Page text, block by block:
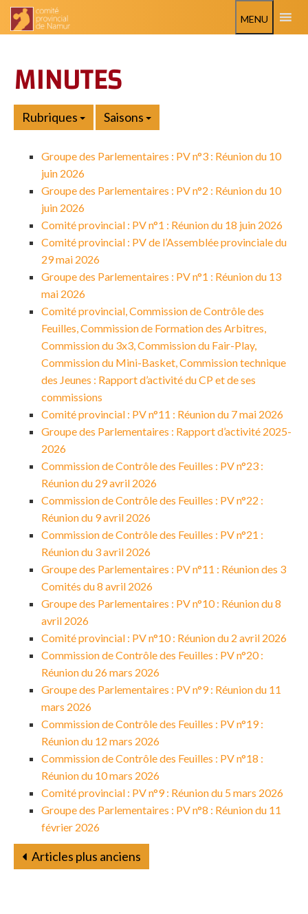
MENU
MINUTES
Rubriques Saisons
Groupe des Parlementaires : PV n°3 : Réunion du 10
juin 2026
Groupe des Parlementaires : PV n°2 : Réunion du 10
juin 2026
Comité provincial : PV n°1 : Réunion du 18 juin 2026
Comité provincial : PV de l’Assemblée provinciale du
29 mai 2026
Groupe des Parlementaires : PV n°1 : Réunion du 13
mai 2026
Comité provincial, Commission de Contrôle des
Feuilles, Commission de Formation des Arbitres,
Commission du 3x3, Commission du Fair-Play,
Commission du Mini-Basket, Commission technique
des Jeunes : Rapport d’activité du CP et de ses
commissions
Comité provincial : PV n°11 : Réunion du 7 mai 2026
Groupe des Parlementaires : Rapport d’activité 2025-
2026
Commission de Contrôle des Feuilles : PV n°23 :
Réunion du 29 avril 2026
Commission de Contrôle des Feuilles : PV n°22 :
Réunion du 9 avril 2026
Commission de Contrôle des Feuilles : PV n°21 :
Réunion du 3 avril 2026
Groupe des Parlementaires : PV n°11 : Réunion des 3
Comités du 8 avril 2026
Groupe des Parlementaires : PV n°10 : Réunion du 8
avril 2026
Comité provincial : PV n°10 : Réunion du 2 avril 2026
Commission de Contrôle des Feuilles : PV n°20 :
Réunion du 26 mars 2026
Groupe des Parlementaires : PV n°9 : Réunion du 11
mars 2026
Commission de Contrôle des Feuilles : PV n°19 :
Réunion du 12 mars 2026
Commission de Contrôle des Feuilles : PV n°18 :
Réunion du 10 mars 2026
Comité provincial : PV n°9 : Réunion du 5 mars 2026
Groupe des Parlementaires : PV n°8 : Réunion du 11
février 2026
Articles plus anciens